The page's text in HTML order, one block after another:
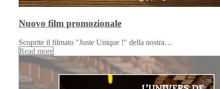
Nuovo film promozionale
Scoprite il filmato "Juste Unique !" della nostra…
Read more